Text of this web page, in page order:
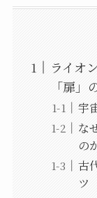
ライオ
「扉
宇
な
の
古
ツ